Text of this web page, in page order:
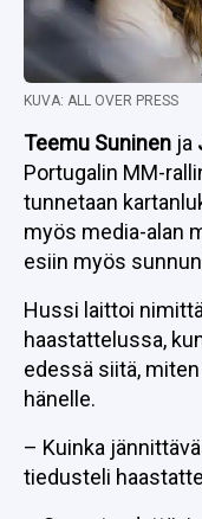
KUVA: ALL OVER PRESS
Teemu Suninen ja
Portugalin MM-
tunnetaan
myös media-alan
esiin myös
Hussi laittoi
haastattelussa,
edessä siitä,
hänelle.
– Kuinka
tiedusteli